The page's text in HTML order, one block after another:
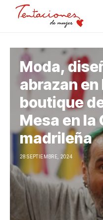
Moda,
abrazan
boutique
Mesa en la
madrileña
28 SEPTIEMBRE, 2024